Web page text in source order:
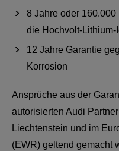
8 Jahre oder
die Hochvolt-Lithium-
12 Jahre Garantie
Korrosion
Ansprüche aus der
autorisierten Audi
Liechtenstein und im
(EWR) geltend gemacht